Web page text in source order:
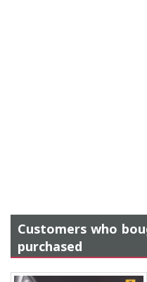
Customers who
purchased